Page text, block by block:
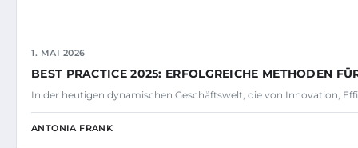
1. MAI 2026
BEST PRACTICE 2025: ERFOLGREICHE METHODEN
In der heutigen dynamischen Geschäftswelt, die von Innovation,
ANTONIA FRANK